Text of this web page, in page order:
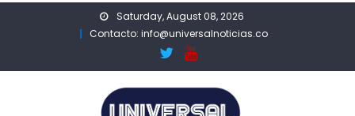
Saturday, August 08, 2026
Contacto: info@universalnoticias.co